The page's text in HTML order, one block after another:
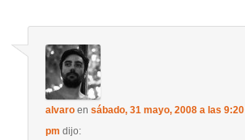
alvaro ensábado, 31 mayo, 2008 a las 9:20
pm dijo: